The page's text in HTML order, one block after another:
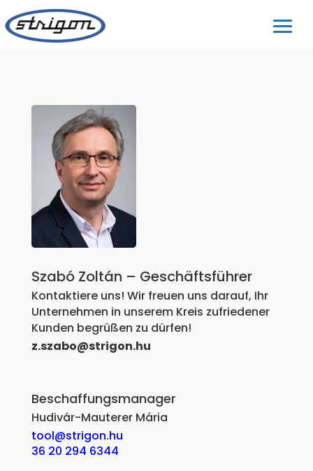
Szabó Zoltán – Geschäftsführer
Kontaktiere uns! Wir freuen uns darauf, Ihr
Unternehmen in unserem Kreis zufriedener
Kunden begrüßen zu dürfen!
z.szabo@strigon.hu
Beschaffungsmanager
Hudivár-Mauterer Mária
tool@strigon.hu
36 20 294 6344